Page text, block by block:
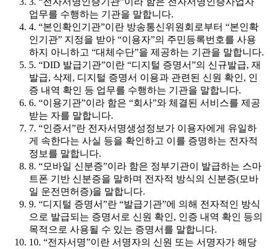
업무를 수행하는 기관을 말합니다.
4. “본인확인기관”이란 방송통신위원회로부터 “본인확
인기관” 지정을 받아 “이용자”의 주민등록번호를 사용
하지 아니하고 “대체수단”을 제공하는 기관을 말합니다.
5. “DID 발급기관”이란 “디지털 증명서”의 신규발급, 재
발급, 삭제, 디지털 증명서 이용과 관련된 신원 확인, 인
증 내역 확인 등 업무를 수행하는 기관을 말합니다.
6. “이용기관”이라 함은 “회사”와 체결된 서비스를 제공
받는 자를 말합니다.
7. “인증서”란 전자서명생성정보가 이용자에게 유일하
게 속한다는 사실 등을 확인하고 이를 증명하는 전자적
정보를 말합니다.
8. “모바일 신분증”이라 함은 정부기관이 발급하는 스마
트폰 기반 신분증을 말하며 전자적 방식의 신분증(모바
일 운전면허증)을 말합니다.
9. “디지털 증명서”란 “발급기관”에 의해 전자적인 방식
으로 발급되는 증명서로 신원 확인, 인증 내역 확인 등의
목적으로 사용될 수 있는 증명서를 말합니다.
10. “전자서명”이란 서명자의 신원 또는 서명자가 해당